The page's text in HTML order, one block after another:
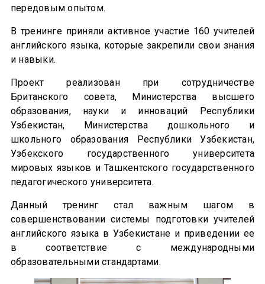
передовым опытом.
В тренинге приняли активное участие 160 учителей
английского языка, которые закрепили свои знания
и навыки.
Проект реализован при сотрудничестве
Британского совета, Министерства высшего
образования, науки и инноваций Республики
Узбекистан, Министерства дошкольного и
школьного образования Республики Узбекистан,
Узбекского государственного университета
мировых языков и Ташкентского государственного
педагогического университета.
Данный тренинг стал важным шагом в
совершенствовании системы подготовки учителей
английского языка в Узбекистане и приведении ее
в соответствие с международными
образовательными стандартами.